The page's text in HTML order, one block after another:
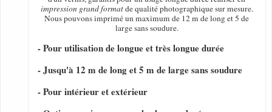
impression grand formatde qualité photographique sur mesure.
Nous pouvons imprimé un maximum de 12 m de long et 5 de
large sans soudure.
- Pour utilisation de longue et très longue durée
- Jusqu'à 12 m de long et 5 m de large sans soudure
- Pour intérieur et extérieur